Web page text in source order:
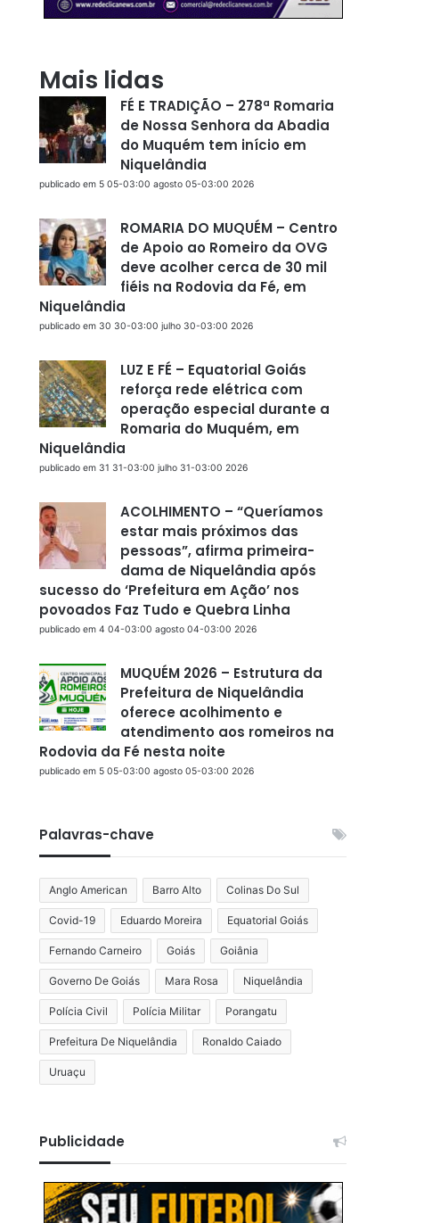
Mais lidas
FÉ E TRADIÇÃO – 278ª Romaria
de Nossa Senhora da Abadia
do Muquém tem início em
Niquelândia
publicado em 5 05-03:00 agosto 05-03:00 2026
ROMARIA DO MUQUÉM – Centro
de Apoio ao Romeiro da OVG
deve acolher cerca de 30 mil
fiéis na Rodovia da Fé, em
Niquelândia
publicado em 30 30-03:00 julho 30-03:00 2026
LUZ E FÉ – Equatorial Goiás
reforça rede elétrica com
operação especial durante a
Romaria do Muquém, em
Niquelândia
publicado em 31 31-03:00 julho 31-03:00 2026
ACOLHIMENTO – “Queríamos
estar mais próximos das
pessoas”, afirma primeira-
dama de Niquelândia após
sucesso do ‘Prefeitura em Ação’ nos
povoados Faz Tudo e Quebra Linha
publicado em 4 04-03:00 agosto 04-03:00 2026
MUQUÉM 2026 – Estrutura da
Prefeitura de Niquelândia
oferece acolhimento e
atendimento aos romeiros na
Rodovia da Fé nesta noite
publicado em 5 05-03:00 agosto 05-03:00 2026
Palavras-chave
Anglo American Barro Alto Colinas Do Sul
Covid-19 Eduardo Moreira Equatorial Goiás
Fernando Carneiro Goiás Goiânia
Governo De Goiás Mara Rosa Niquelândia
Polícia Civil Polícia Militar Porangatu
Prefeitura De Niquelândia Ronaldo Caiado
Uruaçu
Publicidade